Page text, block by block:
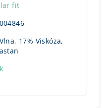
fit
17% Viskóza,